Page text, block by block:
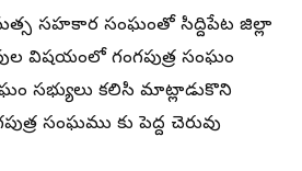
మత్స సహకార సంఘంతో సిద్దిపేట జిల్లా
విషయంలో గంగపుత్ర సంఘం
సభ్యులు కలిసి మాట్లాడుకొని
సంఘము కు పెద్ద చెరువు